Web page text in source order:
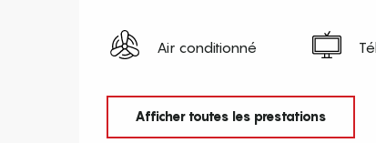
Air conditionné
Afficher toutes les prestations